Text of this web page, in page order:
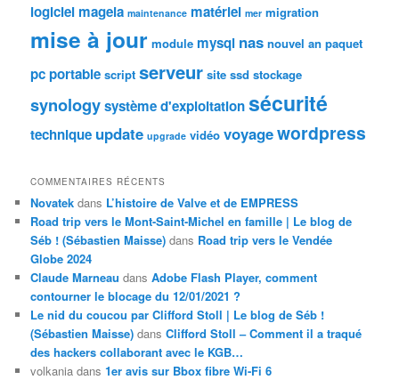
logiciel mageia maintenance matériel mer migration
mise à jour module mysql nas nouvel an paquet
pc portable script serveur site ssd stockage
synologysystème d'exploitationsécurité
technique update upgrade vidéo voyagewordpress
COMMENTAIRES RÉCENTS
Novatek dans L’histoire de Valve et de EMPRESS
Road trip vers le Mont-Saint-Michel en famille | Le blog de
Séb ! (Sébastien Maisse) dans Road trip vers le Vendée
Globe 2024
Claude Marneau dansAdobe Flash Player, comment
contourner le blocage du 12/01/2021 ?
Le nid du coucou par Clifford Stoll | Le blog de Séb !
(Sébastien Maisse) dansClifford Stoll – Comment il a traqué
des hackers collaborant avec le KGB…
volkania dans1er avis sur Bbox fibre Wi-Fi 6